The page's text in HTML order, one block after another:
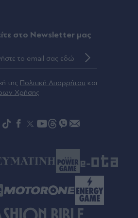
το σχέδιο 15 σημείων
τη θέση μας"
κατήγγειλε 17χρονο για
- Οι απειλές ότι θα
στο Newsletter μας
της Πολιτική Απορρήτου και
Χρήσης